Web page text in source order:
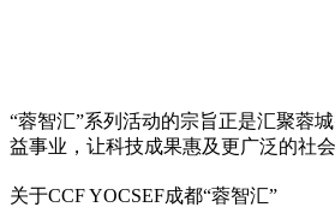
“蓉智汇”系列活动的宗旨正是汇聚蓉
益事业，让科技成果惠及更广泛的社
关于CCF YOCSEF成都“蓉智汇”